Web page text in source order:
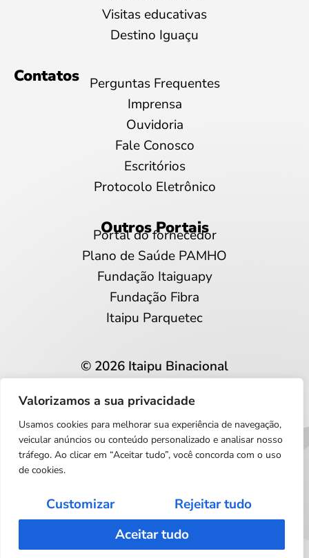
Valorizamos a sua privacidade
Usamos cookies para melhorar sua experiência de navegação,
veicular anúncios ou conteúdo personalizado e analisar nosso
tráfego. Ao clicar em “Aceitar tudo”, você concorda com o uso
de cookies.
Customizar
Rejeitar tudo
Aceitar tudo
Visitas educativas
Destino Iguaçu
Contatos
Perguntas Frequentes
Imprensa
Ouvidoria
Fale Conosco
Escritórios
Protocolo Eletrônico
Outros Portais
Portal do fornecedor
Plano de Saúde PAMHO
Fundação Itaiguapy
Fundação Fibra
Itaipu Parquetec
© 2026 Itaipu Binacional
Privacidade e proteção de dados
Português